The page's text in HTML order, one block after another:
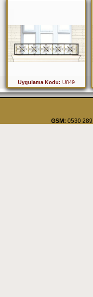
Uygulama Kodu: U849
GSM: 0530